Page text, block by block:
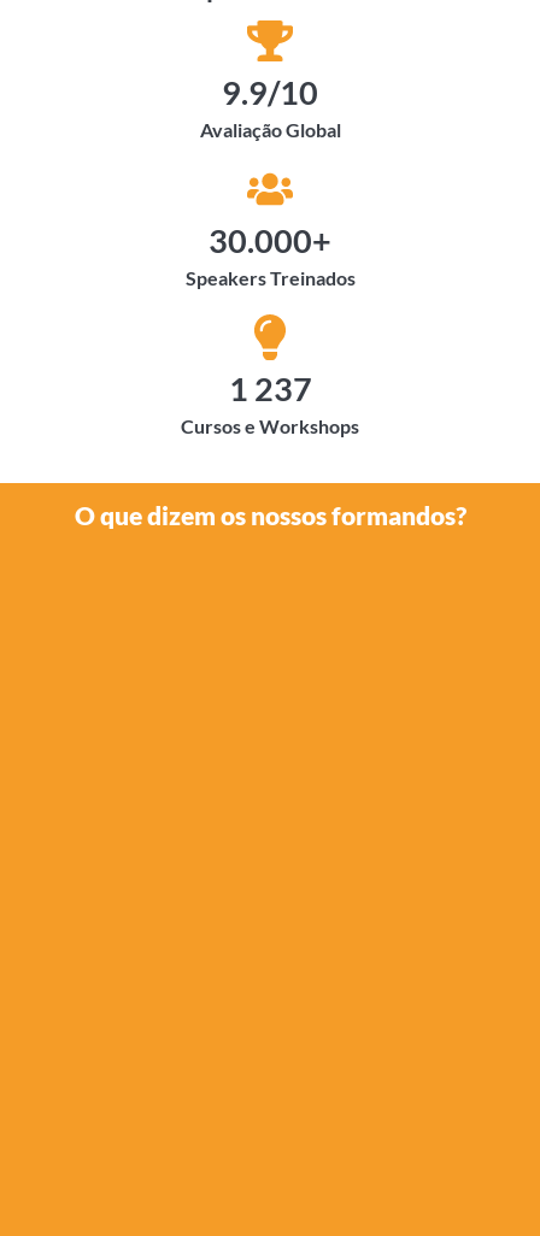
Avaliação Global
9.9/10
Speakers Treinados
30.000+
Cursos e Workshops
1 237
O que dizem os nossos formandos?